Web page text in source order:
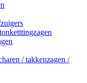
/ takkenzagen /